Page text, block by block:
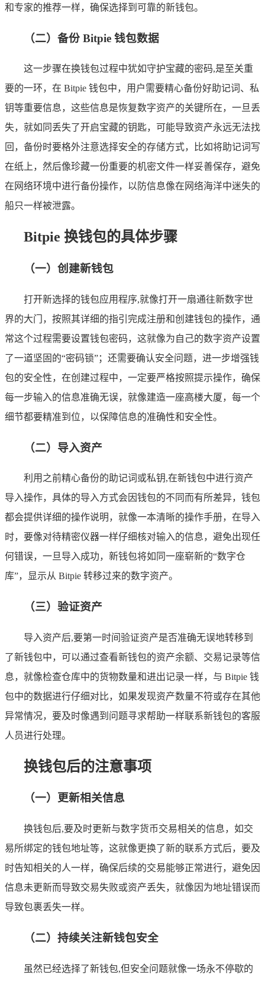
和专家的推荐一样，确保选择到可靠的新钱包。
（二）备份 Bitpie 钱包数据
这一步骤在换钱包过程中犹如守护宝藏的密码,是至关重
要的一环，在 Bitpie 钱包中，用户需要精心备份好助记词、私
钥等重要信息，这些信息是恢复数字资产的关键所在，一旦丢
失，就如同丢失了开启宝藏的钥匙，可能导致资产永远无法找
回，备份时要格外注意选择安全的存储方式，比如将助记词写
在纸上，然后像珍藏一份重要的机密文件一样妥善保存，避免
在网络环境中进行备份操作，以防信息像在网络海洋中迷失的
船只一样被泄露。
Bitpie 换钱包的具体步骤
（一）创建新钱包
打开新选择的钱包应用程序,就像打开一扇通往新数字世
界的大门，按照其详细的指引完成注册和创建钱包的操作，通
常这个过程需要设置钱包密码，这就像为自己的数字资产设置
了一道坚固的“密码锁”；还需要确认安全问题，进一步增强钱
包的安全性，在创建过程中，一定要严格按照提示操作，确保
每一步输入的信息准确无误，就像建造一座高楼大厦，每一个
细节都要精准到位，以保障信息的准确性和安全性。
（二）导入资产
利用之前精心备份的助记词或私钥,在新钱包中进行资产
导入操作，具体的导入方式会因钱包的不同而有所差异，钱包
都会提供详细的操作说明，就像一本清晰的操作手册，在导入
时，要像对待精密仪器一样仔细核对输入的信息，避免出现任
何错误，一旦导入成功，新钱包将如同一座崭新的“数字仓
库”，显示从 Bitpie 转移过来的数字资产。
（三）验证资产
导入资产后,要第一时间验证资产是否准确无误地转移到
了新钱包中，可以通过查看新钱包的资产余额、交易记录等信
息，就像检查仓库中的货物数量和进出记录一样，与 Bitpie 钱
包中的数据进行仔细对比，如果发现资产数量不符或存在其他
异常情况，要及时像遇到问题寻求帮助一样联系新钱包的客服
人员进行处理。
换钱包后的注意事项
（一）更新相关信息
换钱包后,要及时更新与数字货币交易相关的信息，如交
易所绑定的钱包地址等，这就像更换了新的联系方式后，要及
时告知相关的人一样，确保后续的交易能够正常进行，避免因
信息未更新而导致交易失败或资产丢失，就像因为地址错误而
导致包裹丢失一样。
（二）持续关注新钱包安全
虽然已经选择了新钱包,但安全问题就像一场永不停歇的